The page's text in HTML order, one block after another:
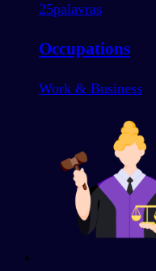
25palavras
Occupations
Work & Business